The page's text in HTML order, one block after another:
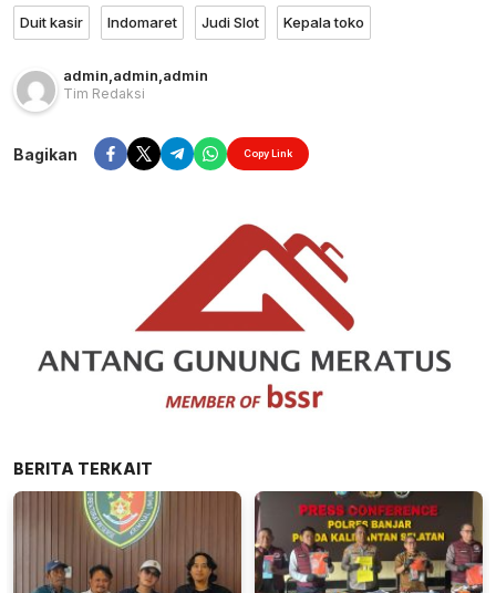
Duit kasir Indomaret Judi Slot Kepala toko
admin admin admin
Tim Redaksi
Bagikan Copy Link
BERITA TERKAIT